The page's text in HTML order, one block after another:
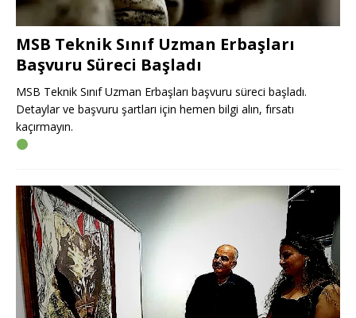
MSB Teknik Sınıf Uzman Erbaşları
Başvuru Süreci Başladı
MSB Teknik Sınıf Uzman Erbaşları başvuru süreci başladı.
Detaylar ve başvuru şartları için hemen bilgi alın, fırsatı
kaçırmayın.